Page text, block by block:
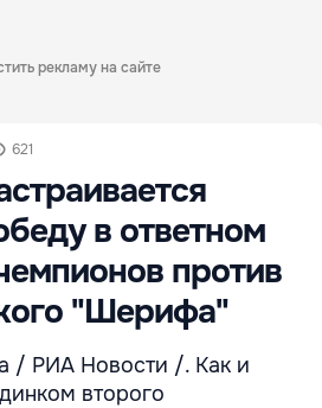
рекламу на сайте
621
в ответном
против
"Шерифа"
/ РИА Новости /. Как и
второго